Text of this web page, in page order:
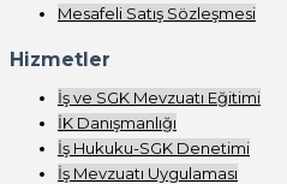
Mesafeli Satış Sözleşmesi
Hizmetler
İş ve SGK Mevzuatı Eğitimi
İK Danışmanlığı
İş Hukuku-SGK Denetimi
İş Mevzuatı Uygulaması